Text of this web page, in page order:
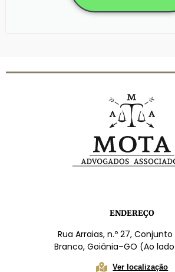
ENDEREÇO
Rua Arraias, n.º 27,
Branco, Goiânia–GO (Ao lado
Ver localização